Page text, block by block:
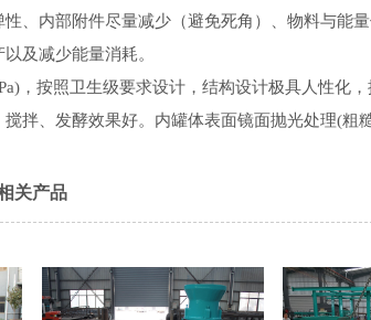
、内部附件尽量减少（避免死角）、物料与能
及减少能量消耗。
，按照卫生级要求设计，结构设计极具人性化
拌、发酵效果好。内罐体表面镜面抛光处理(粗
关产品